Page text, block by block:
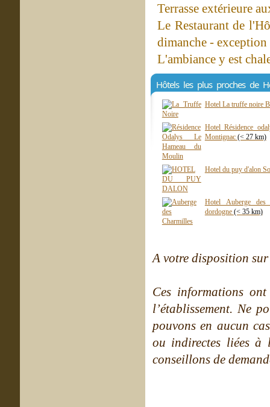
Terrasse extérieure
Le Restaurant de
dimanche -
L'ambiance y est
Hôtels les plus proches de
Hotel La truffe noire
Hotel Résidence
Montignac (< 27 km)
Hotel du puy d'alon
Hotel Auberge des
dordogne (< 35 km)
A votre disposition
Ces informations
l’établissement. Ne
pouvons en aucun
ou indirectes liées à
conseillons de